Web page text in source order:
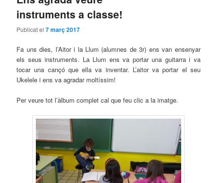
instruments a classe!
Publicat el7 març 2017
Fa uns dies, l’Aitor i la Llum (alumnes de 3r) ens van ensenyar
els seus instruments. La Llum ens va portar una guitarra i va
tocar una cançó que ella va inventar. L’aitor va portar el seu
Ukelele i ens va agradar moltíssim!
Per veure tot l’àlbum complet cal que feu clic a la imatge.